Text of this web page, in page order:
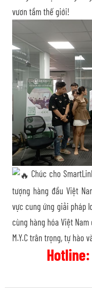
vươn tầm thế giới!
Chúc cho
tượng hàng đầu Việt
vực cung ứng giải pháp
cùng hàng hóa Việt
M.Y.C trân trọng, tự hào